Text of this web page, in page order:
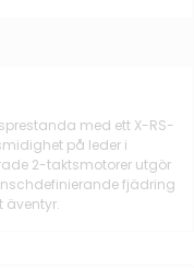
med ett X-RS-
på leder i
2-taktsmotorer utgör
fjädring
äventyr.